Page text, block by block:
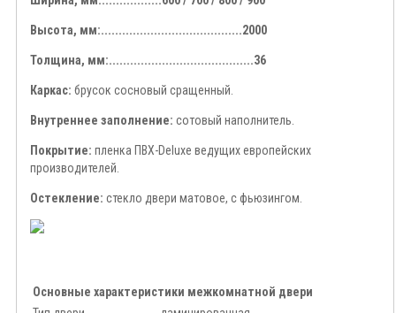
Высота, мм:........................................2000
Толщина, мм:.........................................36
Каркас: брусок сосновый сращенный.
Внутреннее заполнение: сотовый наполнитель.
Покрытие: пленка ПВХ-Deluxe ведущих европейских
производителей.
Остекление: стекло двери матовое, с фьюзингом.
Основные характеристики межкомнатной двери